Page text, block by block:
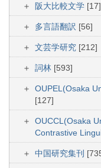
阪大比較文学 [17]
多言語翻訳 [56]
文芸学研究 [212]
詞林 [593]
OUPEL(Osaka
[127]
OUCCL(Osaka
Contrastive
中国研究集刊